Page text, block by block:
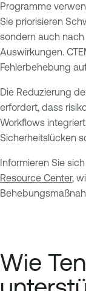
Programme
Sie priorisieren
sondern auch
Auswirkungen.
Fehlerbehebung
Die Reduzierung
erfordert, dass
Workflows
Sicherheitslücken
Informieren Sie
Resource Center,
Wie